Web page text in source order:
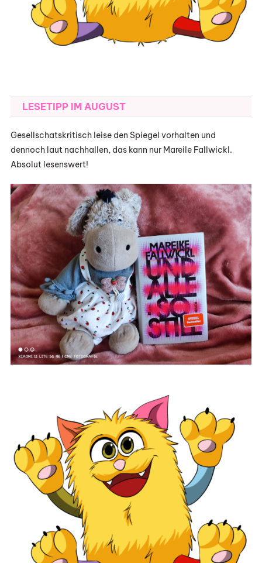
LESETIPP IM AUGUST
Gesellschatskritisch leise den Spiegel vorhalten und
dennoch laut nachhallen, das kann nur Mareile Fallwickl.
Absolut lesenswert!